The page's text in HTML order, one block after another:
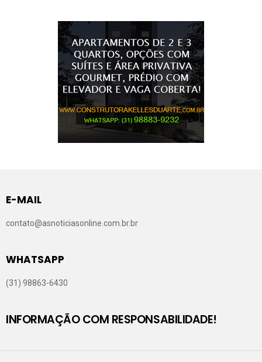
E-MAIL
contato@asnoticiasonline.com.br.br
WHATSAPP
(31) 98863-6430
INFORMAÇÃO COM RESPONSABILIDADE!